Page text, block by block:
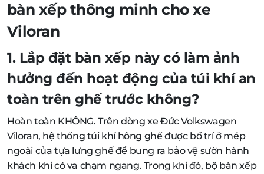
bàn xếp thông minh cho xe
Viloran
1. Lắp đặt bàn xếp này có làm ảnh
hưởng đến hoạt động của túi khí an
toàn trên ghế trước không?
Hoàn toàn KHÔNG. Trên dòng xe Đức Volkswagen
Viloran, hệ thống túi khí hông ghế được bố trí ở mép
ngoài của tựa lưng ghế để bung ra bảo vệ sườn hành
khách khi có va chạm ngang. Trong khi đó, bộ bàn xếp